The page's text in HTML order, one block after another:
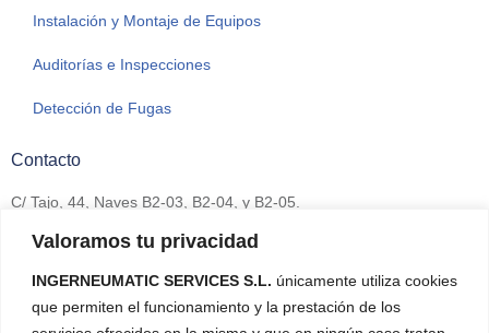
Valoramos tu privacidad
INGERNEUMATIC SERVICES S.L. únicamente utiliza cookies
que permiten el funcionamiento y la prestación de los
Instalación y Montaje de Equipos
Auditorías e Inspecciones
Detección de Fugas
Contacto
C/ Tajo, 44, Naves B2-03, B2-04, y B2-05.
Camarma de Esteruelas